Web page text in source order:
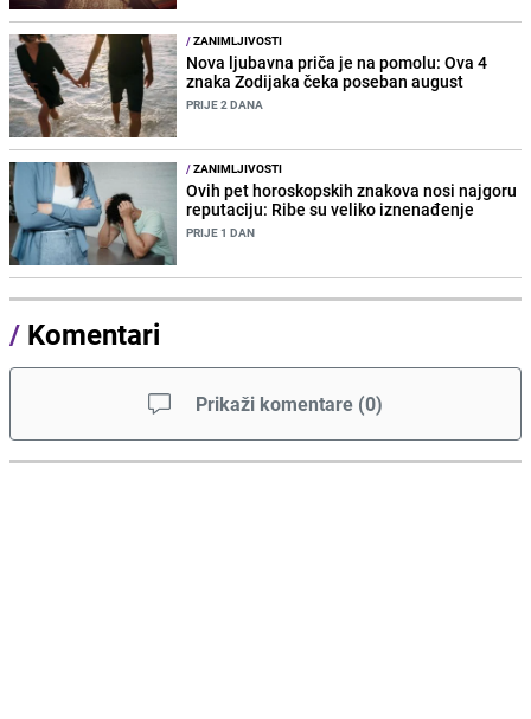
/ZANIMLJIVOSTI
Nova ljubavna priča je na pomolu: Ova 4
znaka Zodijaka čeka poseban august
PRIJE 2 DANA
/ZANIMLJIVOSTI
Ovih pet horoskopskih znakova nosi najgoru
reputaciju: Ribe su veliko iznenađenje
PRIJE 1 DAN
/ Komentari
Prikaži komentare (0)